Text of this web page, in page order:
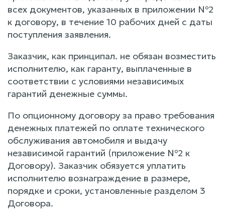
всех документов, указанных в приложении №2
к договору, в течение 10 рабочих дней с даты
поступления заявления.
Заказчик, как принципал. не обязан возместить
исполнителю, как гаранту, выплаченные в
соответствии с условиями независимых
гарантий денежные суммы.
По опционному договору за право требования
денежных платежей по оплате технического
обслуживания автомобиля и выдачу
независимой гарантий (приложение №2 к
Договору). Заказчик обязуется уплатить
исполнителю вознаграждение в размере,
порядке и сроки, установленные разделом 3
Договора.